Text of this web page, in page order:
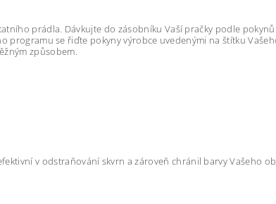
prádla. Dávkujte do zásobníku Vaší pračky podle
se řiďte pokyny výrobce uvedenými na štítku
způsobem.
v odstraňování skvrn a zároveň chránil barvy Vašeho